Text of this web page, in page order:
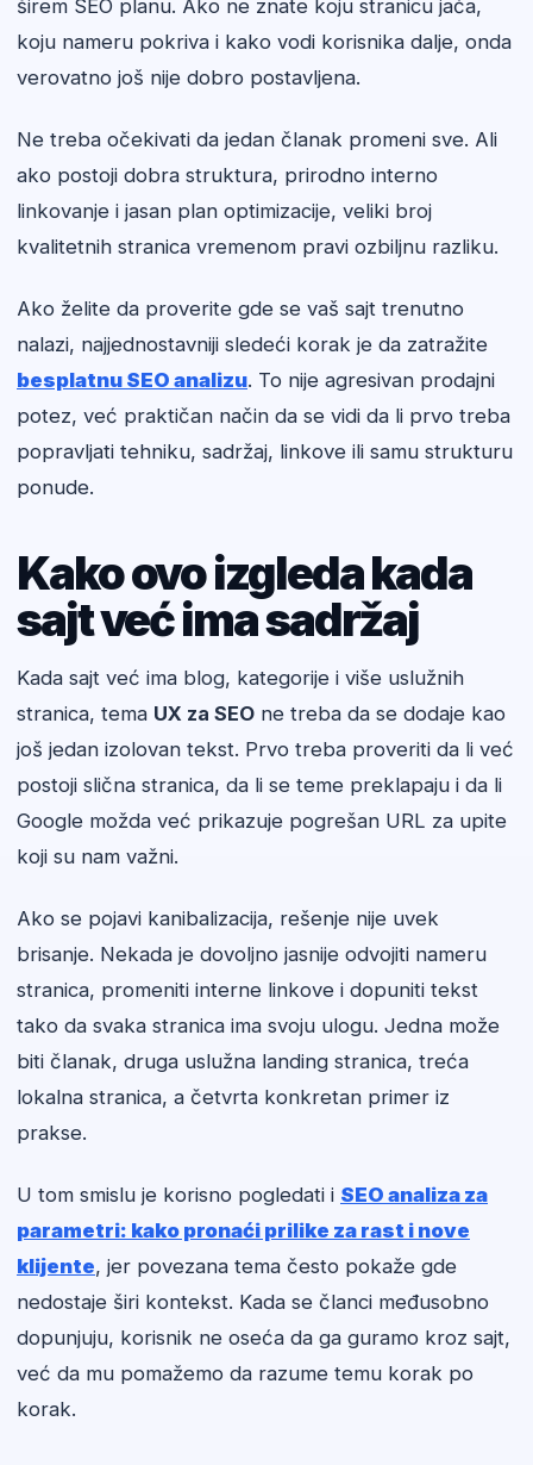
širem SEO planu. Ako ne znate koju stranicu jača,
koju nameru pokriva i kako vodi korisnika dalje, onda
verovatno još nije dobro postavljena.
Ne treba očekivati da jedan članak promeni sve. Ali
ako postoji dobra struktura, prirodno interno
linkovanje i jasan plan optimizacije, veliki broj
kvalitetnih stranica vremenom pravi ozbiljnu razliku.
Ako želite da proverite gde se vaš sajt trenutno
nalazi, najjednostavniji sledeći korak je da zatražite
besplatnu SEO analizu. To nije agresivan prodajni
potez, već praktičan način da se vidi da li prvo treba
popravljati tehniku, sadržaj, linkove ili samu strukturu
ponude.
Kako ovo izgleda kada
sajt već ima sadržaj
Kada sajt već ima blog, kategorije i više uslužnih
stranica, tema UX za SEO ne treba da se dodaje kao
još jedan izolovan tekst. Prvo treba proveriti da li već
postoji slična stranica, da li se teme preklapaju i da li
Google možda već prikazuje pogrešan URL za upite
koji su nam važni.
Ako se pojavi kanibalizacija, rešenje nije uvek
brisanje. Nekada je dovoljno jasnije odvojiti nameru
stranica, promeniti interne linkove i dopuniti tekst
tako da svaka stranica ima svoju ulogu. Jedna može
biti članak, druga uslužna landing stranica, treća
lokalna stranica, a četvrta konkretan primer iz
prakse.
U tom smislu je korisno pogledati i SEO analiza za
parametri: kako pronaći prilike za rast i nove
klijente, jer povezana tema često pokaže gde
nedostaje širi kontekst. Kada se članci međusobno
dopunjuju, korisnik ne oseća da ga guramo kroz sajt,
već da mu pomažemo da razume temu korak po
korak.